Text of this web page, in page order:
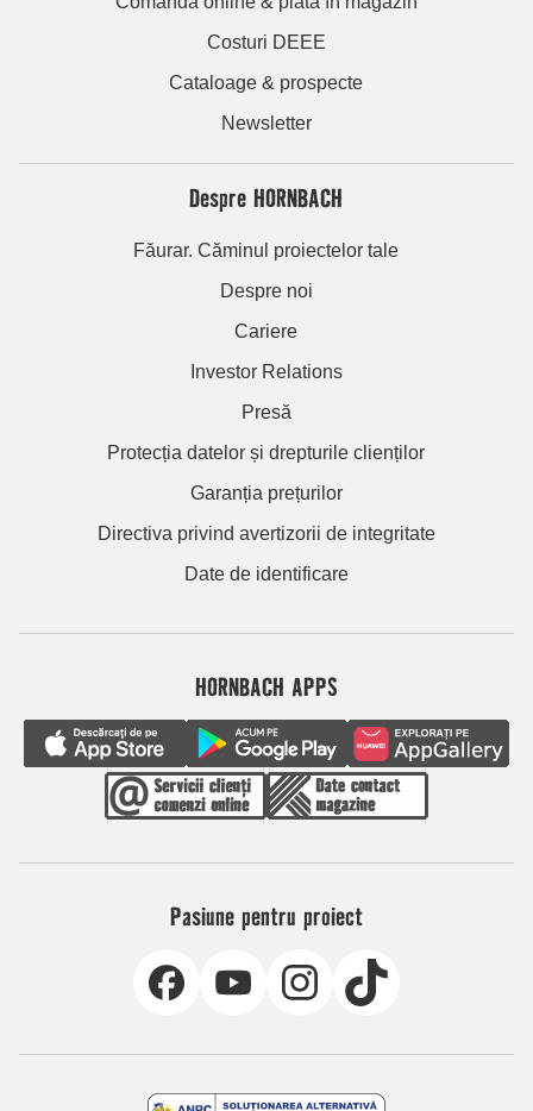
Costuri DEEE
Cataloage & prospecte
Newsletter
Despre HORNBACH
Făurar. Căminul proiectelor tale
Despre noi
Cariere
Investor Relations
Presă
Protecția datelor și drepturile clienților
Garanția prețurilor
Directiva privind avertizorii de integritate
Date de identificare
HORNBACH APPS
Pasiune pentru proiect